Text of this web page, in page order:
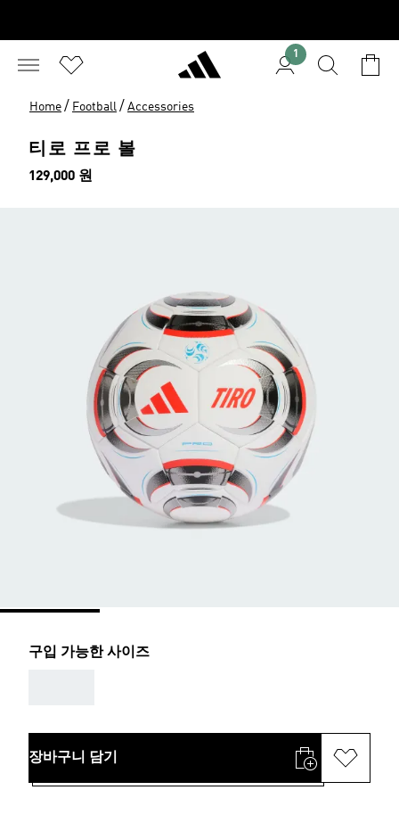
1
Home / Football / Accessories
티로 프로 볼
가격
129,000 원
구입 가능한 사이즈
장바구니 담기